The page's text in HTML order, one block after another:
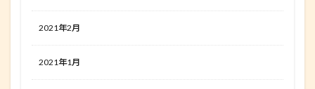
2021年2月
2021年1月